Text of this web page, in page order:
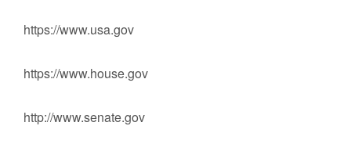
https://www.usa.gov
https://www.house.gov
http://www.senate.gov